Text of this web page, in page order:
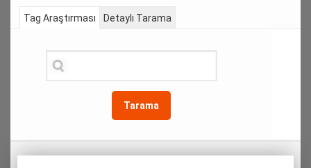
Tag Araştırması
Tarama
Detaylı Tarama